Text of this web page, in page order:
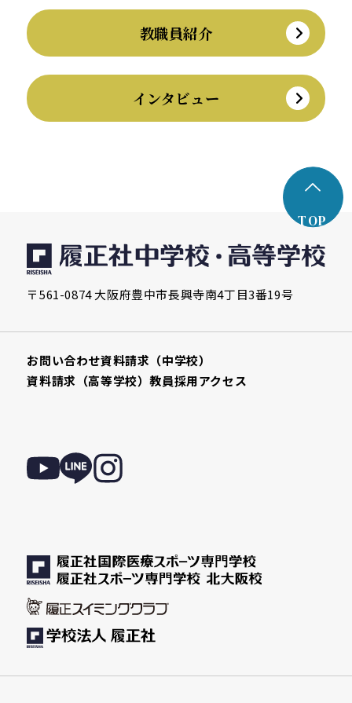
教職員紹介
インタビュー
TOP
〒561-0874 大阪府豊中市長興寺南4丁目3番19号
お問い合わせ資料請求（中学校）
資料請求（高等学校）教員採用アクセス